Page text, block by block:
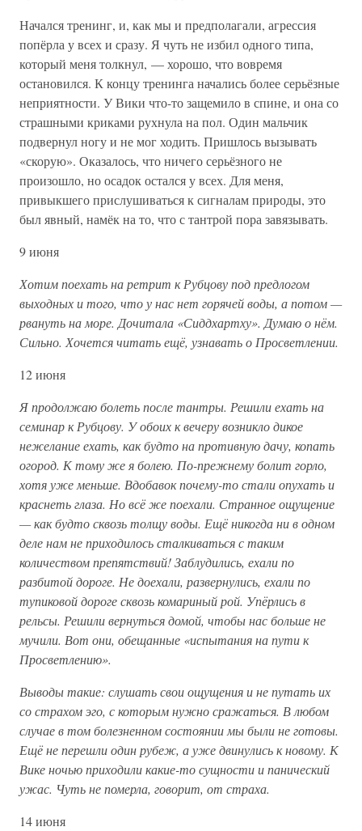
Начался тренинг, и, как мы и предполагали, агрессия
попёрла у всех и сразу. Я чуть не избил одного типа,
который меня толкнул, — хорошо, что вовремя
остановился. К концу тренинга начались более серьёзные
неприятности. У Вики что-то защемило в спине, и она со
страшными криками рухнула на пол. Один мальчик
подвернул ногу и не мог ходить. Пришлось вызывать
«скорую». Оказалось, что ничего серьёзного не
произошло, но осадок остался у всех. Для меня,
привыкшего прислушиваться к сигналам природы, это
был явный, намёк на то, что с тантрой пора завязывать.
9 июня
Хотим поехать на ретрит к Рубцову под предлогом
выходных и того, что у нас нет горячей воды, а потом —
рвануть на море. Дочитала «Сиддхартху». Думаю о нём.
Сильно. Хочется читать ещё, узнавать о Просветлении.
12 июня
Я продолжаю болеть после тантры. Решили ехать на
семинар к Рубцову. У обоих к вечеру возникло дикое
нежелание ехать, как будто на противную дачу, копать
огород. К тому же я болею. По-прежнему болит горло,
хотя уже меньше. Вдобавок почему-то стали опухать и
краснеть глаза. Но всё же поехали. Странное ощущение
— как будто сквозь толщу воды. Ещё никогда ни в одном
деле нам не приходилось сталкиваться с таким
количеством препятствий! Заблудились, ехали по
разбитой дороге. Не доехали, развернулись, ехали по
тупиковой дороге сквозь комариный рой. Упёрлись в
рельсы. Решили вернуться домой, чтобы нас больше не
мучили. Вот они, обещанные «испытания на пути к
Просветлению».
Выводы такие: слушать свои ощущения и не путать их
со страхом эго, с которым нужно сражаться. В любом
случае в том болезненном состоянии мы были не готовы.
Ещё не перешли один рубеж, а уже двинулись к новому. К
Вике ночью приходили какие-то сущности и панический
ужас. Чуть не померла, говорит, от страха.
14 июня